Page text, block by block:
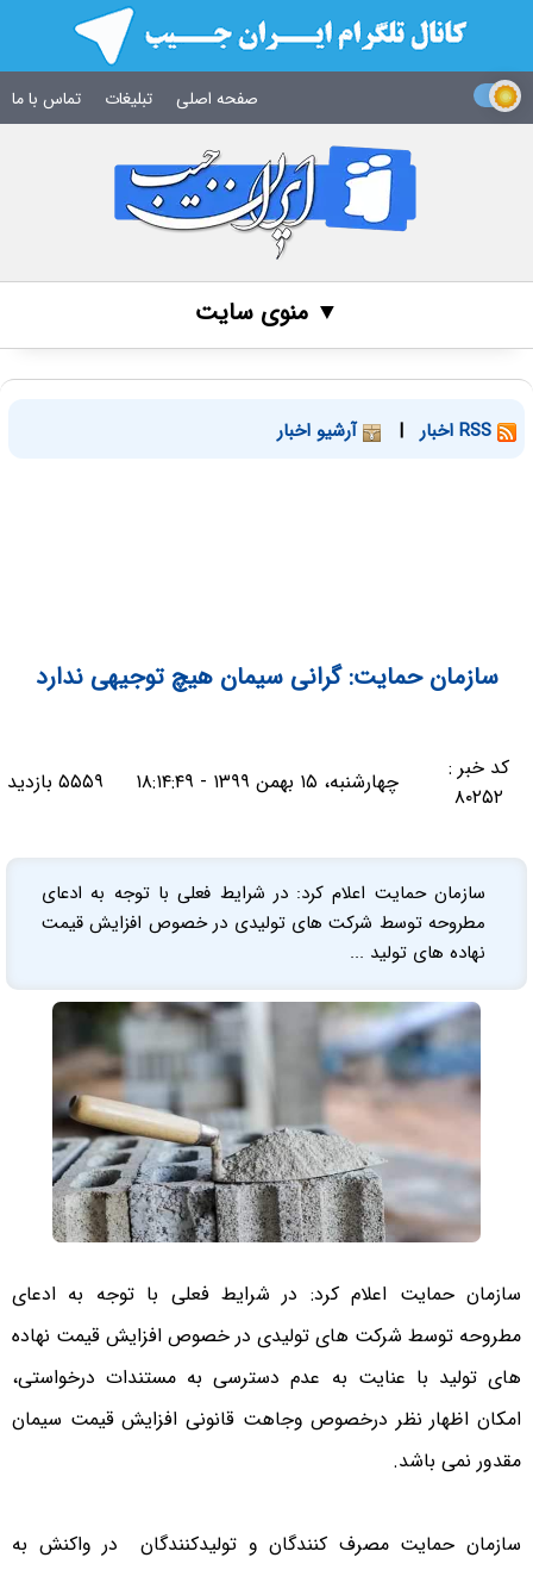
صفحه اصلی تبلیغات تماس با ما
▼ منوی سایت
| آرشیو اخبار
سازمان حمایت: گرانی سیمان هیچ توجیهی ندارد
کد خبر :
۸۰۲۵۲
چهارشنبه، ۱۵ بهمن ۱۳۹۹ - ۱۸:۱۴:۴۹ ۵۵۵۹ بازدید
سازمان حمایت اعلام کرد: در شرایط فعلی با توجه به ادعای
مطروحه توسط شرکت های تولیدی در خصوص افزایش قیمت
نهاده های تولید ...
سازمان حمایت اعلام کرد: در شرایط فعلی با توجه به ادعای
مطروحه توسط شرکت های تولیدی در خصوص افزایش قیمت نهاده
های تولید با عنایت به عدم دسترسی به مستندات درخواستی،
امکان اظهار نظر درخصوص وجاهت قانونی افزایش قیمت سیمان
مقدور نمی باشد.
سازمان حمایت مصرف کنندگان و تولیدکنندگان در واکنش به